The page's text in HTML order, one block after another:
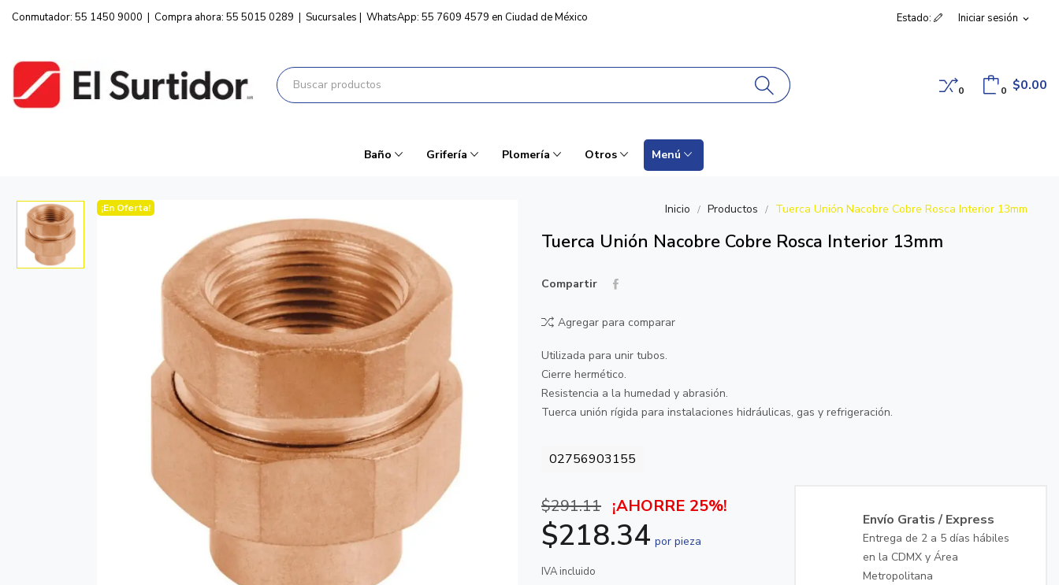
Iniciar sesión expand_more
Conmutador: 55 1450 9000 | Compra ahora: 55 5015 0289 | Sucursales | WhatsApp: 55 7609 4579 en Ciudad de México Estado:
0 $0.00
0
Baño Grifería Plomería Otros Menú
¡En Oferta! Inicio Productos Tuerca Unión Nacobre Cobre Rosca Interior 13mm
Tuerca Unión Nacobre Cobre Rosca Interior 13mm
Compartir
Agregar para comparar
Utilizada para unir tubos.
Cierre hermético.
Resistencia a la humedad y abrasión.
Tuerca unión rígida para instalaciones hidráulicas, gas y refrigeración.
02756903155
$291.11 ¡AHORRE 25%!
$218.34 por pieza
IVA incluido
Envío Gratis / Express
Entrega de 2 a 5 días hábiles
en la CDMX y Área
Metropolitana